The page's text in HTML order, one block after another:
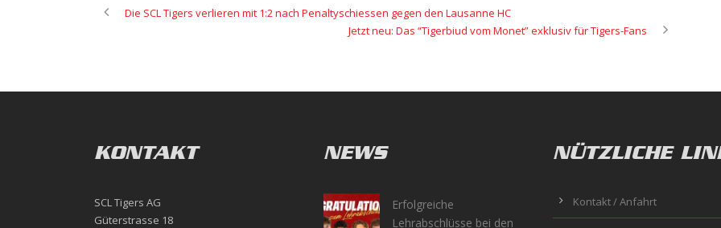
Die SCL Tigers verlieren mit 1:2 nach Penaltyschiessen gegen den Lausanne HC
Jetzt neu: Das “Tigerbiud vom Monet” exklusiv für Tigers-Fans
KONTAKT
SCL Tigers AG
Güterstrasse 18
NEWS
Erfolgreiche
Lehrabschlüsse bei den
NÜTZLICHE
Kontakt / Anfahrt